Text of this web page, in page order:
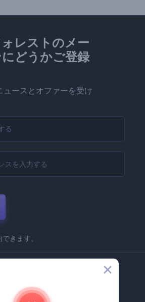
レストのメー
どうかご登録
ュースとオファーを受け
きます。
企業情報